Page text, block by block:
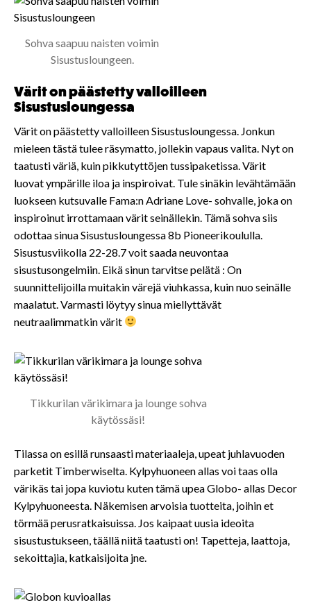
Sohva saapuu naisten voimin
Sisustusloungeen.
Värit on päästetty valloilleen
Sisustusloungessa
Värit on päästetty valloilleen Sisustusloungessa. Jonkun
mieleen tästä tulee räsymatto, jollekin vapaus valita. Nyt on
taatusti väriä, kuin pikkutyttöjen tussipaketissa. Värit
luovat ympärille iloa ja inspiroivat. Tule sinäkin levähtämään
luokseen kutsuvalle Fama:n Adriane Love- sohvalle, joka on
inspiroinut irrottamaan värit seinällekin. Tämä sohva siis
odottaa sinua Sisustusloungessa 8b Pioneerikoululla.
Sisustusviikolla 22-28.7 voit saada neuvontaa
sisustusongelmiin. Eikä sinun tarvitse pelätä : On
suunnittelijoilla muitakin värejä viuhkassa, kuin nuo seinälle
maalatut. Varmasti löytyy sinua miellyttävät
neutraalimmatkin värit
Tikkurilan värikimara ja lounge sohva
käytössäsi!
Tilassa on esillä runsaasti materiaaleja, upeat juhlavuoden
parketit Timberwiselta. Kylpyhuoneen allas voi taas olla
värikäs tai jopa kuviotu kuten tämä upea Globo- allas Decor
Kylpyhuoneesta. Näkemisen arvoisia tuotteita, joihin et
törmää perusratkaisuissa. Jos kaipaat uusia ideoita
sisustustukseen, täällä niitä taatusti on! Tapetteja, laattoja,
sekoittajia, katkaisijoita jne.